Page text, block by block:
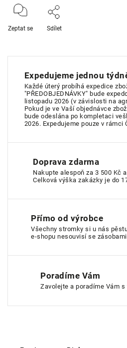
Zeptat se Sdílet
Expedujeme jednou
Každé úterý probíhá expedice
"PŘEDOBJEDNÁVKY" bude
listopadu 2026 (v závislosti na
Pokud je ve Vaší objednávce
bude odeslána po kompletaci
2026. Expedujeme pouze v rámci
Doprava zdarma
Nakupte alespoň za 3 500 Kč
Celková výška zakázky je do
Přímo od výrobce
Všechny stromky si u nás
e-shopu nesouvisí se
Poradíme Vám
Zavolejte a poradíme Vám s